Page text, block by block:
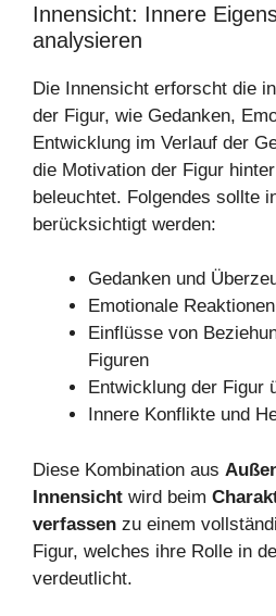
Innensicht: Innere
analysieren
Die Innensicht erforscht die
der Figur, wie Gedanken,
Entwicklung im Verlauf der
die Motivation der Figur
beleuchtet. Folgendes sollte
berücksichtigt werden:
Gedanken und
Emotionale
Einflüsse von
Figuren
Entwicklung der Figur
Innere Konflikte und
Diese Kombination aus
Innensicht wird beim
verfassen zu einem
Figur, welches ihre Rolle in
verdeutlicht.